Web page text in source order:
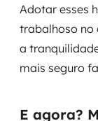
Adotar esses
trabalhoso no
a
mais seguro
E agora?